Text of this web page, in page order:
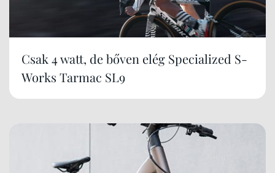
Csak 4 watt, de bőven elég Specialized S-
Works Tarmac SL9